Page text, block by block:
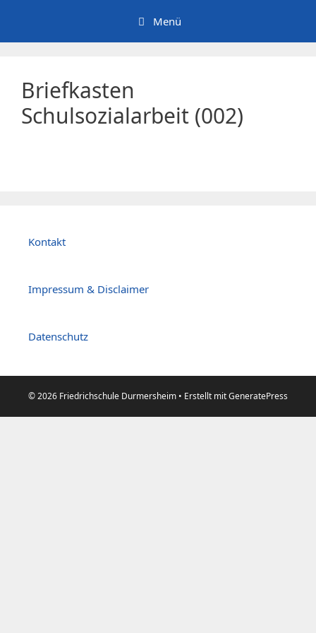
springen
Menü
Briefkasten
Schulsozialarbeit (002)
Kontakt
Impressum & Disclaimer
Datenschutz
© 2026 Friedrichschule Durmersheim • Erstellt mitGeneratePress